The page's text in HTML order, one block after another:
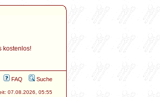
kostenlos!
FAQ Suche
07.08.2026, 05:55